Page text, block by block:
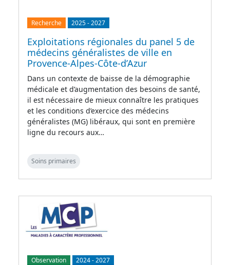
Recherche 2025-2027
Exploitations régionales du panel 5 de
médecins généralistes de ville en
Provence-Alpes-Côte-d’Azur
Dans un contexte de baisse de la démographie
médicale et d’augmentation des besoins de santé,
il est nécessaire de mieux connaître les pratiques
et les conditions d’exercice des médecins
généralistes (MG) libéraux, qui sont en première
ligne du recours aux…
Soins primaires
Observation 2024-2027